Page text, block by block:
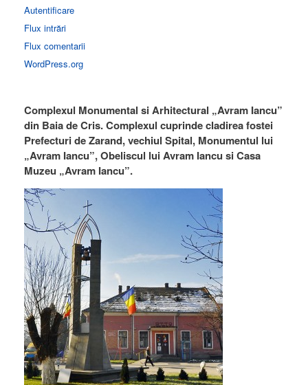
Autentificare
Flux intrări
Flux comentarii
WordPress.org
Complexul Monumental si Arhitectural „Avram Iancu”
din Baia de Cris. Complexul cuprinde cladirea fostei
Prefecturi de Zarand, vechiul Spital, Monumentul lui
„Avram Iancu”, Obeliscul lui Avram Iancu si Casa
Muzeu „Avram Iancu”.